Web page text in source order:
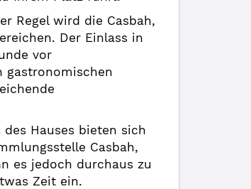
Regel wird die Casbah,
Der Einlass in
vor
gastronomischen
Hauses bieten sich
Casbah,
es jedoch durchaus zu
Zeit ein.